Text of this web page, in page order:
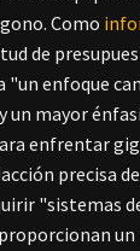
Como
de
"un enfoque
un mayor
enfrentar
precisa
"sistemas
proporcionan